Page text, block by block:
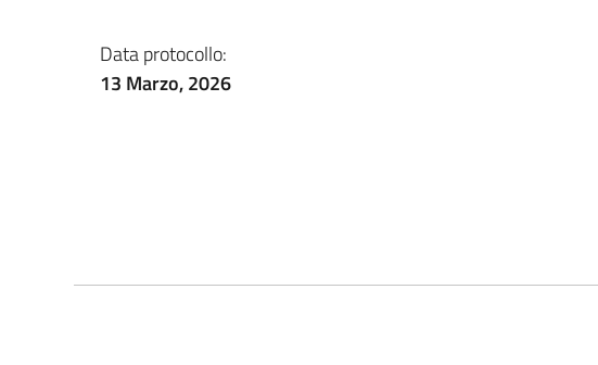
Data protocollo:
13 Marzo, 2026